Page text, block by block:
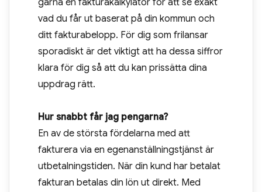
vad du får ut baserat på din kommun och
ditt fakturabelopp. För dig som frilansar
sporadiskt är det viktigt att ha dessa siffror
klara för dig så att du kan prissätta dina
uppdrag rätt.
Hur snabbt får jag pengarna?
En av de största fördelarna med att
fakturera via en egenanställningstjänst är
utbetalningstiden. När din kund har betalat
fakturan betalas din lön ut direkt. Med